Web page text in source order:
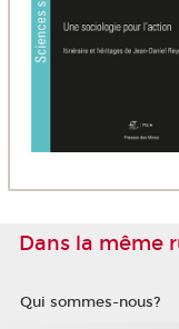
Dans la même
Qui sommes-nous?